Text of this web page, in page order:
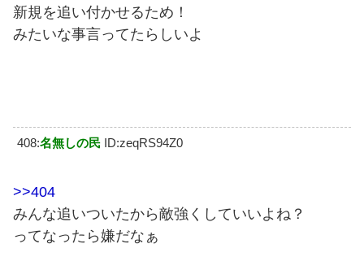
新規を追い付かせるため！
みたいな事言ってたらしいよ
408:名無しの民 ID:zeqRS94Z0
>>404
みんな追いついたから敵強くしていいよね？
ってなったら嫌だなぁ